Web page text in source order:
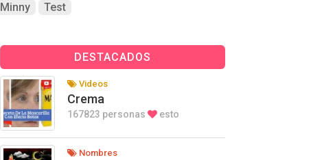
Minny
Test
DESTACADOS
Videos
Crema
167823 personas esto
Nombres